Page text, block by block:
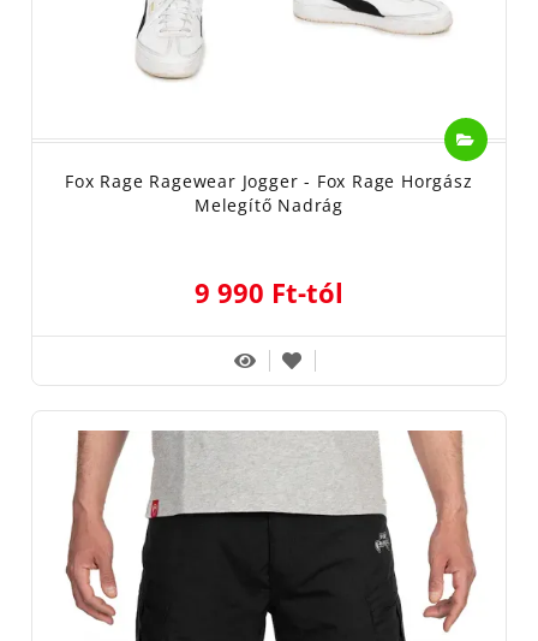
Fox Rage Ragewear Jogger - Fox Rage Horgász
Melegítő Nadrág
9 990 Ft-tól